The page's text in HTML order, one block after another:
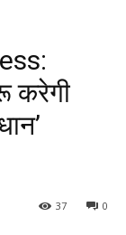
करेगी
0
37